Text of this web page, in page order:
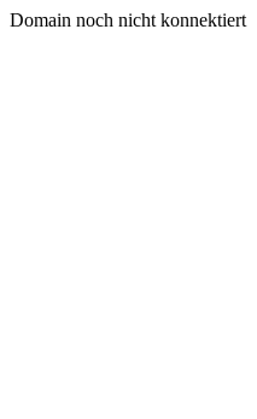
Domain noch nicht konnektiert